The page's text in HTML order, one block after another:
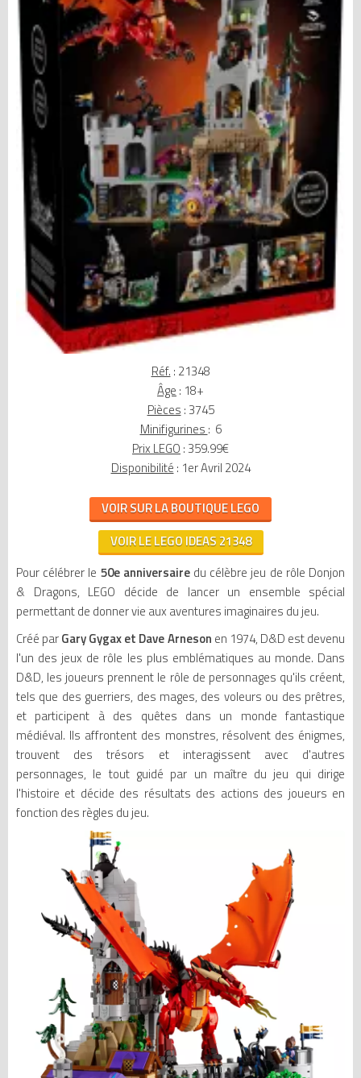
Réf. : 21348
Âge : 18+
Pièces : 3745
Minifigurines : 6
Prix LEGO : 359.99€
Disponibilité : 1er Avril 2024
VOIR SUR LA BOUTIQUE LEGO
VOIR LE LEGO IDEAS 21348
Pour célébrer le 50e anniversaire du célèbre jeu de rôle Donjon
& Dragons, LEGO décide de lancer un ensemble spécial
permettant de donner vie aux aventures imaginaires du jeu.
Créé parGary Gygax et Dave Arneson en 1974, D&D est devenu
l'un des jeux de rôle les plus emblématiques au monde. Dans
D&D, les joueurs prennent le rôle de personnages qu'ils créent,
tels que des guerriers, des mages, des voleurs ou des prêtres,
et participent à des quêtes dans un monde fantastique
médiéval. Ils affrontent des monstres, résolvent des énigmes,
trouvent des trésors et interagissent avec d'autres
personnages, le tout guidé par un maître du jeu qui dirige
l'histoire et décide des résultats des actions des joueurs en
fonction des règles du jeu.